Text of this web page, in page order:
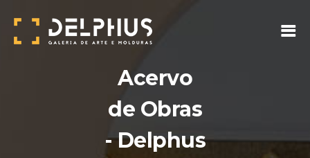
Acervo
de Obras
- Delphus